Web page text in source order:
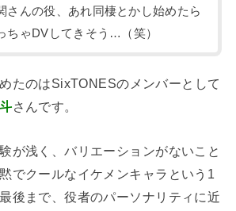
さんの役、あれ同棲とかし始めたら
ちゃDVしてきそう…（笑）
たのはSixTONESのメンバーとして
さんです。
が浅く、バリエーションがないこと
でクールなイケメンキャラという1
後まで、役者のパーソナリティに近